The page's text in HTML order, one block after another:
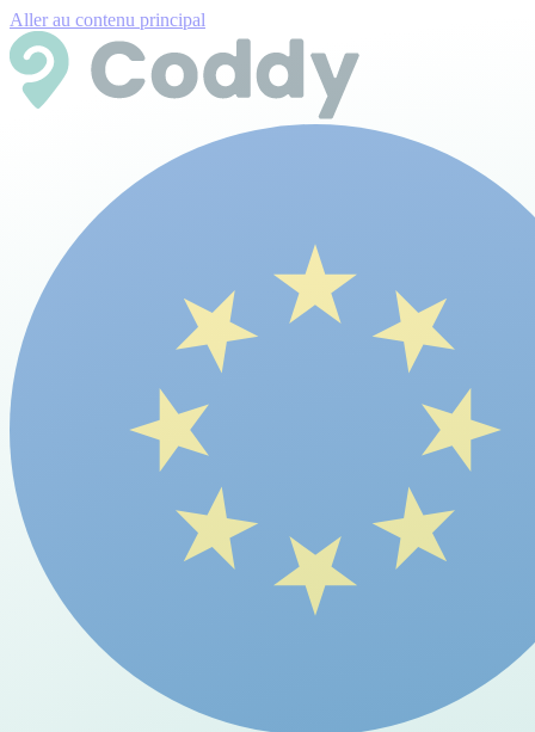
Aller au contenu principal